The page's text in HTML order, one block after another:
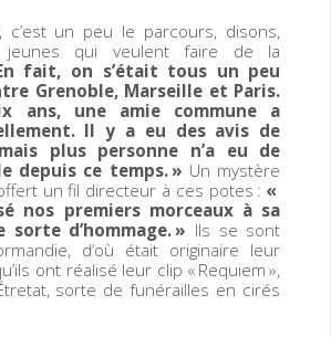
c’est un peu le parcours, disons,
jeunes qui veulent faire de la
fait, on s’était tous un peu
Grenoble, Marseille et Paris.
une amie commune a
Il y a eu des avis de
plus personne n’a eu de
depuis ce temps. » Un mystère
un fil directeur à ces potes : «
nos premiers morceaux à sa
sorte d’hommage. » Ils se sont
d’où était originaire leur
ont réalisé leur clip « Requiem »,
sorte de funérailles en cirés